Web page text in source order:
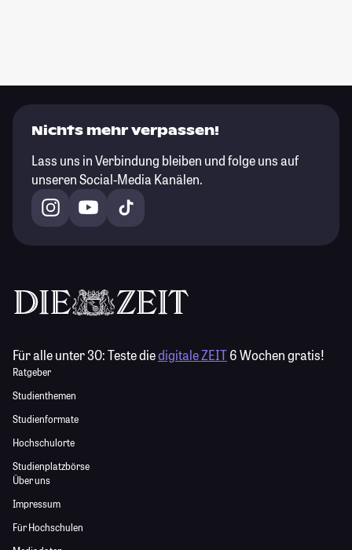
Nichts mehr verpassen!
Lass uns in Verbindung bleiben und folge uns auf
unseren Social-Media Kanälen.
Für alle unter 30:Teste diedigitale ZEIT6 Wochen gratis!
Ratgeber
Studienthemen
Studienformate
Hochschulorte
Studienplatzbörse
Über uns
Impressum
Für Hochschulen